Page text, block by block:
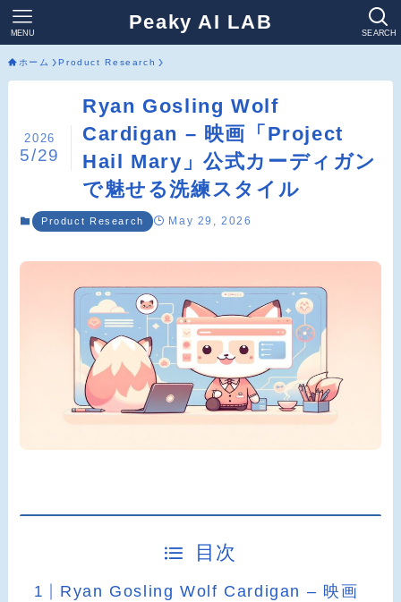
Peaky AI LAB SEARCH
MENU
ホーム Product Research
Ryan Gosling Wolf
Cardigan – 映画「Project
Hail Mary」公式カーディガン
で魅せる洗練スタイル
2026
5/29
Product Research May 29, 2026
目次
Ryan Gosling Wolf Cardigan – 映画